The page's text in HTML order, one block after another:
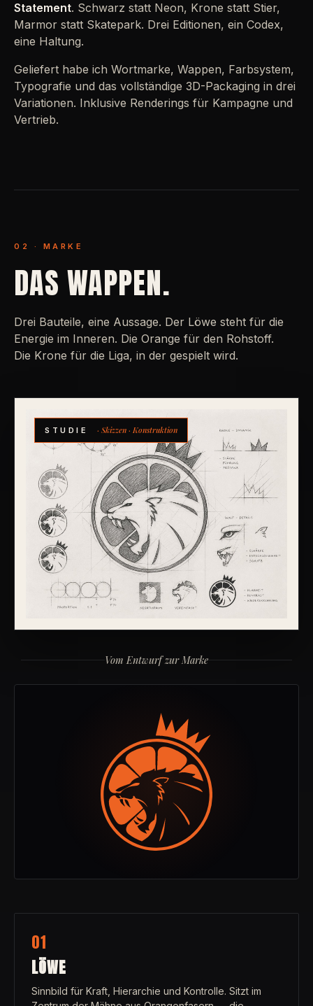
Statement. Schwarz statt Neon, Krone statt Stier,
Marmor statt Skatepark. Drei Editionen, ein Codex,
eine Haltung.
Geliefert habe ich Wortmarke, Wappen, Farbsystem,
Typografie und das vollständige 3D-Packaging in drei
Variationen. Inklusive Renderings für Kampagne und
Vertrieb.
02 · MARKE
DAS WAPPEN.
Drei Bauteile, eine Aussage. Der Löwe steht für die
Energie im Inneren. Die Orange für den Rohstoff.
Die Krone für die Liga, in der gespielt wird.
STUDIE · Skizzen · Konstruktion
Vom Entwurf zur Marke
01
LÖWE
Sinnbild für Kraft, Hierarchie und Kontrolle. Sitzt im